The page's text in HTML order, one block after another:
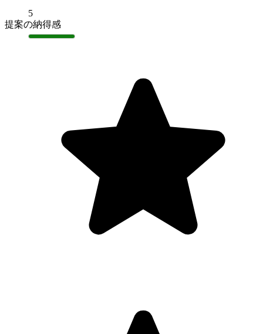
5
提案の納得感